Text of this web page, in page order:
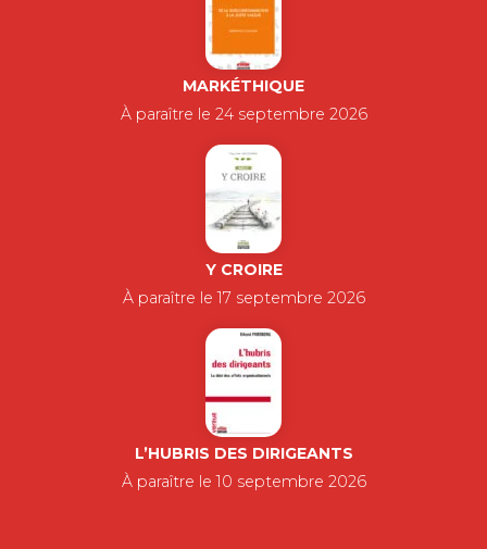
MARKÉTHIQUE
À paraître le 24 septembre 2026
Y CROIRE
À paraître le 17 septembre 2026
L’HUBRIS DES DIRIGEANTS
À paraître le 10 septembre 2026